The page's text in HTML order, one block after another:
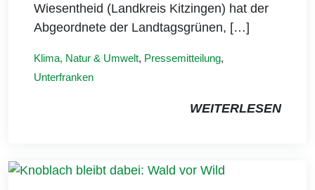
Wiesentheid (Landkreis Kitzingen) hat der
Abgeordnete der Landtagsgrünen, […]
Klima, Natur & Umwelt, Pressemitteilung,
Unterfranken
WEITERLESEN